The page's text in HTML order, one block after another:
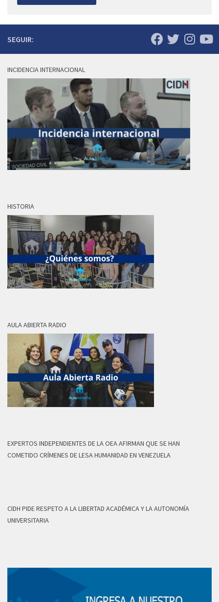
SEGUIR:
INCIDENCIA INTERNACIONAL
HISTORIA
AULA ABIERTA RADIO
EXPERTOS INDEPENDIENTES DE LA OEA AFIRMAN QUE SE HAN
COMETIDO CRÍMENES DE LESA HUMANIDAD EN VENEZUELA
CIDH PIDE RESPETO A LA LIBERTAD ACADÉMICA Y LA AUTONOMÍA
UNIVERSITARIA